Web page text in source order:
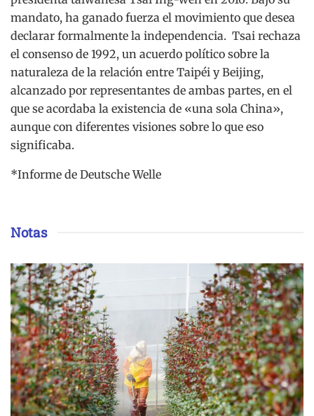
mandato, ha ganado fuerza el movimiento que desea
declarar formalmente la independencia. Tsai rechaza
el consenso de 1992, un acuerdo político sobre la
naturaleza de la relación entre Taipéi y Beijing,
alcanzado por representantes de ambas partes, en el
que se acordaba la existencia de «una sola China»,
aunque con diferentes visiones sobre lo que eso
significaba.
*Informe de Deutsche Welle
Notas